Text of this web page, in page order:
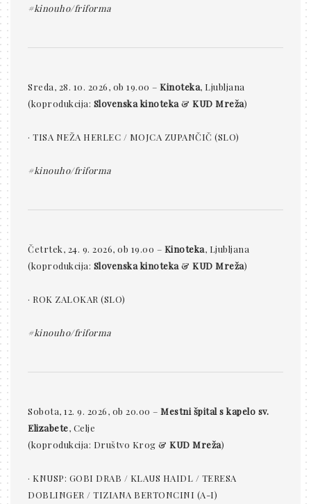
#kinouho/friforma
Sreda, 28. 10. 2026, ob 19.00 – Kinoteka, Ljubljana
(koprodukcija: Slovenska kinoteka& KUD Mreža)
· TISA NEŽA HERLEC / MOJCA ZUPANČIČ (SLO)
#kinouho/friforma
Četrtek, 24. 9. 2026, ob 19.00 – Kinoteka, Ljubljana
(koprodukcija: Slovenska kinoteka& KUD Mreža)
· ROK ZALOKAR (SLO)
#kinouho/friforma
Sobota, 12. 9. 2026, ob 20.00 – Mestni špital s kapelo sv.
Elizabete, Celje
(koprodukcija: Društvo Krog & KUD Mreža)
· KNUSP: GOBI DRAB / KLAUS HAIDL / TERESA
DOBLINGER / TIZIANA BERTONCINI (A-I)